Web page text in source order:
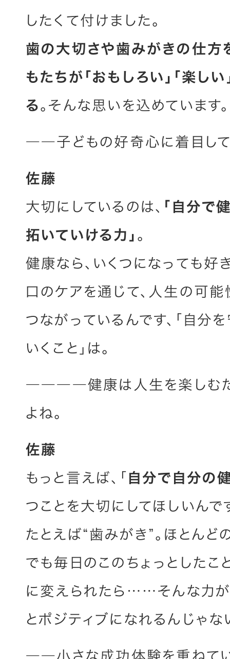
したくて付けました。
歯の大切さや歯みがきの仕方
もたちが「おもしろい」「楽し
る。そんな思いを込めています。
――子どもの好奇心に着目して
佐藤
大切にしているのは、 「自分で
拓いていける力」 。
健康なら、いくつになっても好
口のケアを通じて、人生の可能
つながっているんです、「自分
いくこと」は。
――――健康は人生を楽しむた
よね。
佐藤
もっと言えば、「 自分で自分の
つことを大切にしてほしいんで
たとえば“歯みがき”。ほとんど
でも毎日のこのちょっとしたこ
に変えられたら……そんな力が
とポジティブになれるんじゃな
――小さな成功体験を重ねて